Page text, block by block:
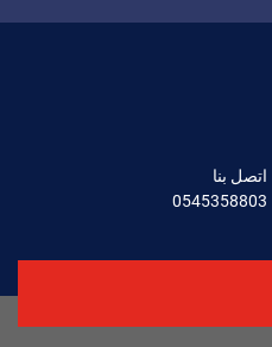
اتصل بنا
0545358803